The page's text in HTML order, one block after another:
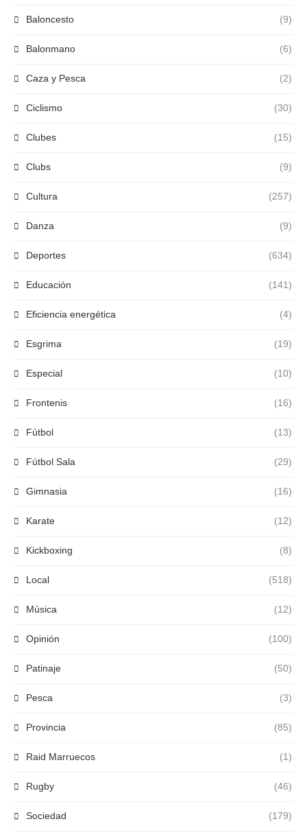
Baloncesto (9)
Balonmano (6)
Caza y Pesca (2)
Ciclismo (30)
Clubes (15)
Clubs (9)
Cultura (257)
Danza (9)
Deportes (634)
Educación (141)
Eficiencia energética (4)
Esgrima (19)
Especial (10)
Frontenis (16)
Fútbol (13)
Fútbol Sala (29)
Gimnasia (16)
Karate (12)
Kickboxing (8)
Local (518)
Música (12)
Opinión (100)
Patinaje (50)
Pesca (3)
Provincia (85)
Raid Marruecos (1)
Rugby (46)
Sociedad (179)